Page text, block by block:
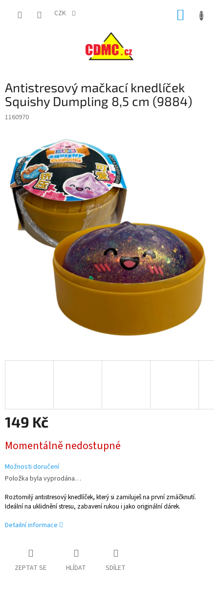
CZK
Antistresový mačkací knedlíček
Squishy Dumpling 8,5 cm (9884)
1160970
149 Kč
cena:
Momentálně nedostupné
Možnosti doručení
Položka byla vyprodána…
Roztomilý antistresový knedlíček, který si zamiluješ na první zmáčknutí.
Ideální na uklidnění stresu, zabavení rukou i jako originální dárek.
Detailní informace
ZEPTAT SE HLÍDAT SDÍLET